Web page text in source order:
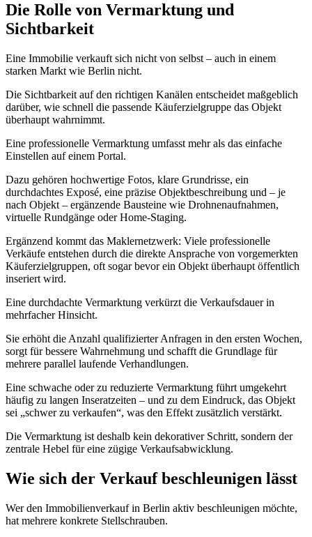
Die Rolle von Vermarktung und
Sichtbarkeit
Eine Immobilie verkauft sich nicht von selbst – auch in einem
starken Markt wie Berlin nicht.
Die Sichtbarkeit auf den richtigen Kanälen entscheidet maßgeblich
darüber, wie schnell die passende Käuferzielgruppe das Objekt
überhaupt wahrnimmt.
Eine professionelle Vermarktung umfasst mehr als das einfache
Einstellen auf einem Portal.
Dazu gehören hochwertige Fotos, klare Grundrisse, ein
durchdachtes Exposé, eine präzise Objektbeschreibung und – je
nach Objekt – ergänzende Bausteine wie Drohnenaufnahmen,
virtuelle Rundgänge oder Home-Staging.
Ergänzend kommt das Maklernetzwerk: Viele professionelle
Verkäufe entstehen durch die direkte Ansprache von vorgemerkten
Käuferzielgruppen, oft sogar bevor ein Objekt überhaupt öffentlich
inseriert wird.
Eine durchdachte Vermarktung verkürzt die Verkaufsdauer in
mehrfacher Hinsicht.
Sie erhöht die Anzahl qualifizierter Anfragen in den ersten Wochen,
sorgt für bessere Wahrnehmung und schafft die Grundlage für
mehrere parallel laufende Verhandlungen.
Eine schwache oder zu reduzierte Vermarktung führt umgekehrt
häufig zu langen Inseratzeiten – und zu dem Eindruck, das Objekt
sei „schwer zu verkaufen“, was den Effekt zusätzlich verstärkt.
Die Vermarktung ist deshalb kein dekorativer Schritt, sondern der
zentrale Hebel für eine zügige Verkaufsabwicklung.
Wie sich der Verkauf beschleunigen lässt
Wer den Immobilienverkauf in Berlin aktiv beschleunigen möchte,
hat mehrere konkrete Stellschrauben.